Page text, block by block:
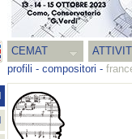
CEMAT
profili - compositori -